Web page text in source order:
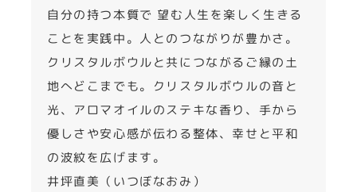
自分の持つ本質で 望む人生を楽しく生きる
ことを実践中。人とのつながりが豊かさ。
クリスタルボウルと共につながるご縁の土
地へどこまでも。クリスタルボウルの音と
光、アロマオイルのステキな香り、手から
優しさや安心感が伝わる整体、幸せと平和
の波紋を広げます。
井坪直美（いつぼなおみ）